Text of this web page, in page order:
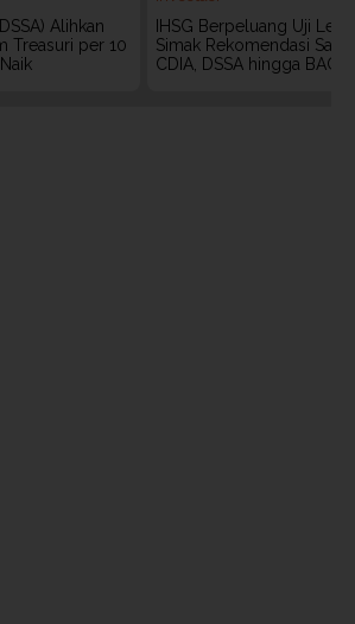
Alihkan
Treasuri per 10
IHSG Berpeluang Uji
Simak Rekomendasi
CDIA, DSSA hingga BACH